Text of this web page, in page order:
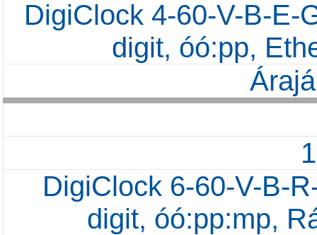
DigiClock 4-60-V-B-E-
digit, óó:pp,
DigiClock 6-60-V-B-
digit, óó:pp:mp,